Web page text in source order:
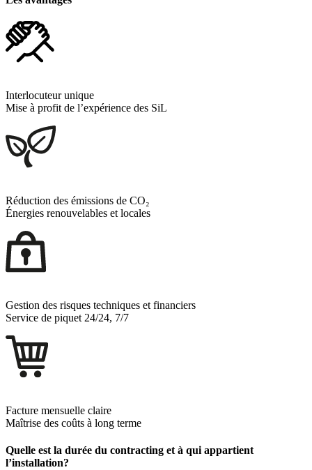
Interlocuteur unique
Mise à profit de l’expérience des SiL
Réduction des émissions de CO₂
Énergies renouvelables et locales
Gestion des risques techniques et financiers
Service de piquet 24/24, 7/7
Facture mensuelle claire
Maîtrise des coûts à long terme
Quelle est la durée du contracting et à qui appartient
l’installation?